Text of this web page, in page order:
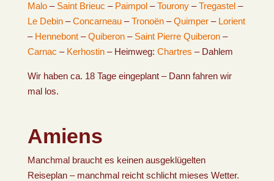
Malo– Saint Brieuc – Paimpol–Tourony–Tregastel–
Le Debin–Concarneau–Tronoën–Quimper– Lorient
– Hennebont–Quiberon– Saint Pierre Quiberon–
Carnac – Kerhostin– Heimweg: Chartres – Dahlem
Wir haben ca. 18 Tage eingeplant – Dann fahren wir
mal los.
Amiens
Manchmal braucht es keinen ausgeklügelten
Reiseplan – manchmal reicht schlicht mieses Wetter.